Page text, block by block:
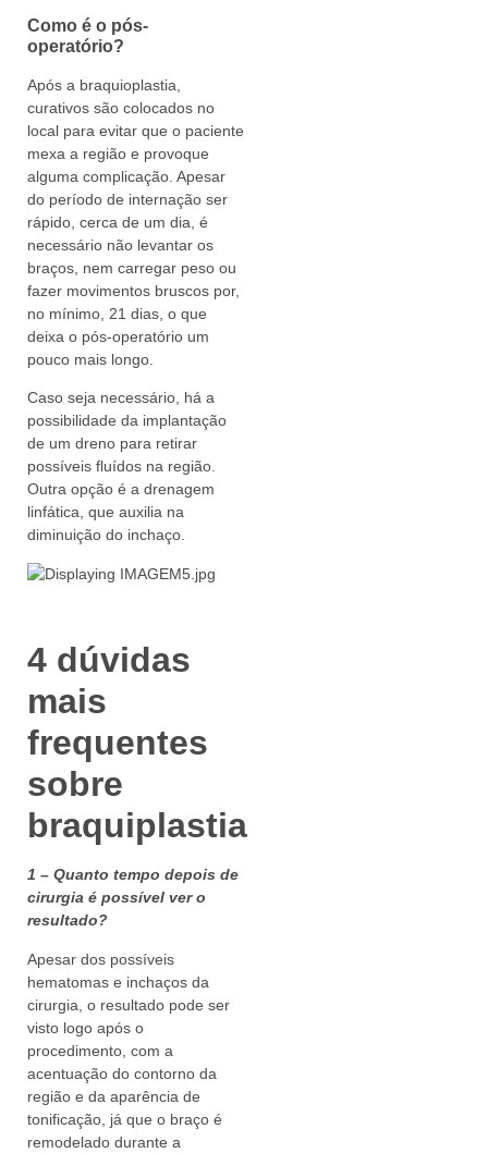
Como é o pós-
operatório?
Após a braquioplastia,
curativos são colocados no
local para evitar que o paciente
mexa a região e provoque
alguma complicação. Apesar
do período de internação ser
rápido, cerca de um dia, é
necessário não levantar os
braços, nem carregar peso ou
fazer movimentos bruscos por,
no mínimo, 21 dias, o que
deixa o pós-operatório um
pouco mais longo.
Caso seja necessário, há a
possibilidade da implantação
de um dreno para retirar
possíveis fluídos na região.
Outra opção é a drenagem
linfática, que auxilia na
diminuição do inchaço.
4 dúvidas
mais
frequentes
sobre
braquiplastia
1 – Quanto tempo depois de
cirurgia é possível ver o
resultado?
Apesar dos possíveis
hematomas e inchaços da
cirurgia, o resultado pode ser
visto logo após o
procedimento, com a
acentuação do contorno da
região e da aparência de
tonificação, já que o braço é
remodelado durante a